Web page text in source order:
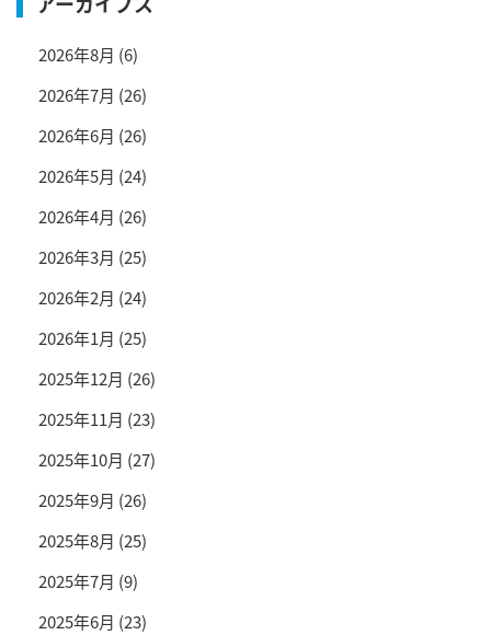
2026年8月 (6)
2026年7月 (26)
2026年6月 (26)
2026年5月 (24)
2026年4月 (26)
2026年3月 (25)
2026年2月 (24)
2026年1月 (25)
2025年12月 (26)
2025年11月 (23)
2025年10月 (27)
2025年9月 (26)
2025年8月 (25)
2025年7月 (9)
2025年6月 (23)